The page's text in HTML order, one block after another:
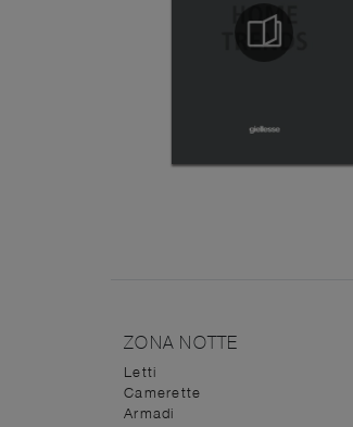
ZONA NOTTE
Letti
Camerette
Armadi